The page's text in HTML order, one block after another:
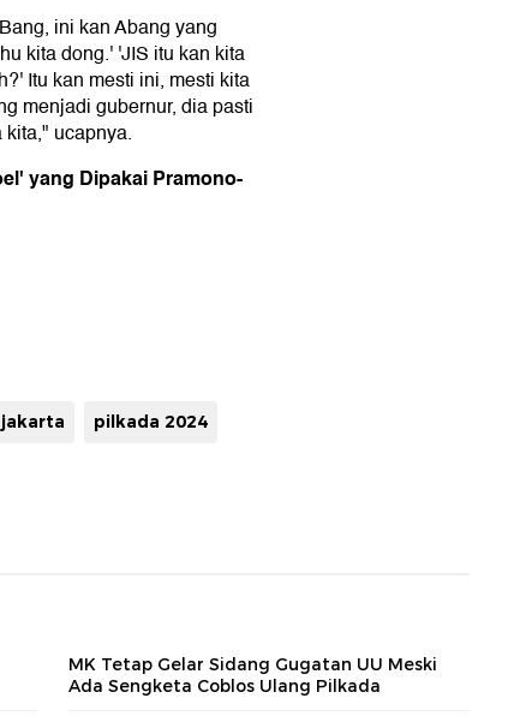
ini kan Abang yang
kita dong.' 'JIS itu kan kita
Itu kan mesti ini, mesti kita
menjadi gubernur, dia pasti
ucapnya.
yang Dipakai Pramono-
pilkada 2024
MK Tetap Gelar Sidang Gugatan UU Meski
Ada Sengketa Coblos Ulang Pilkada